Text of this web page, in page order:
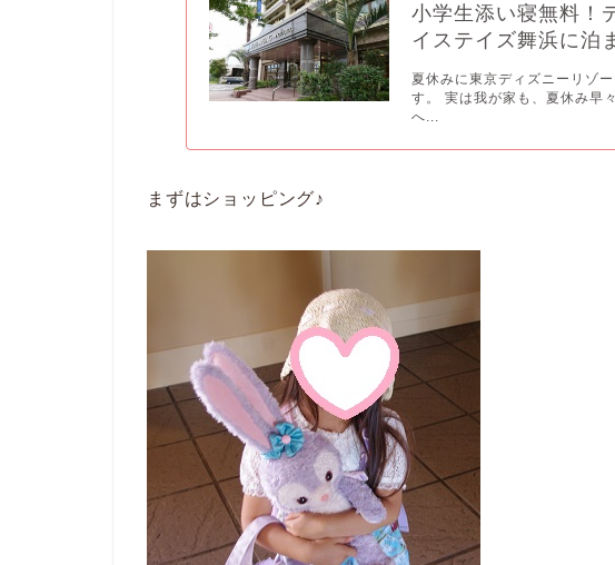
小学生添い寝無料！
イステイズ舞浜に泊
夏休みに東京ディズニーリゾ
す。 実は我が家も、夏休み早
へ...
まずはショッピング♪